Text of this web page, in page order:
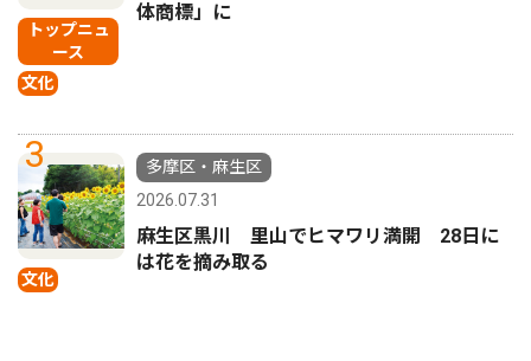
トップニュ
ース
文化
体商標」に
3
文化
多摩区・麻生区
2026.07.31
麻生区黒川 里山でヒマワリ満開 28日に
は花を摘み取る